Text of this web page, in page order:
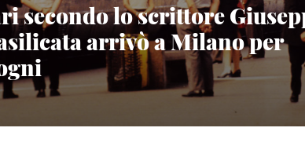
secondo lo scrittore
arrivò a Milano per